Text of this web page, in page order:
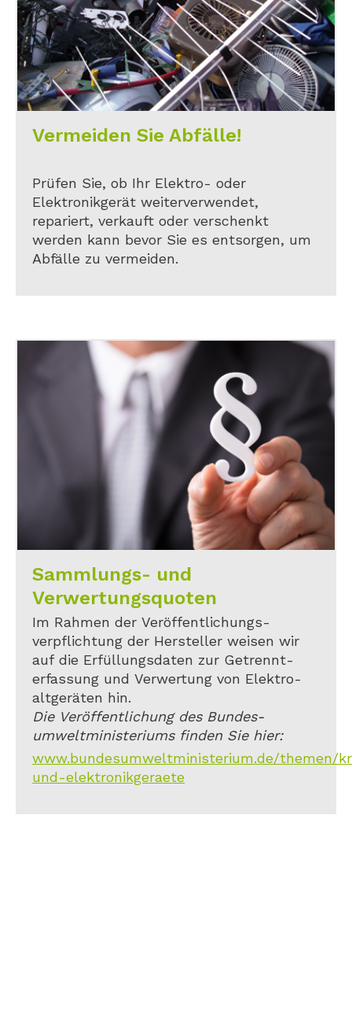
Vermeiden Sie Abfälle!
Prüfen Sie, ob Ihr Elektro- oder
Elektronikgerät weiterverwendet,
repariert, verkauft oder verschenkt
werden kann bevor Sie es entsorgen, um
Abfälle zu vermeiden.
Sammlungs- und
Verwertungsquoten
Im Rahmen der Veröffentlichungs-
verpflichtung der Hersteller weisen wir
auf die Erfüllungsdaten zur Getrennt-
erfassung und Verwertung von Elektro-
altgeräten hin.
Die Veröffentlichung des Bundes-
umweltministeriums finden Sie hier:
www.bundesumweltministerium.de/
und-elektronikgeraete